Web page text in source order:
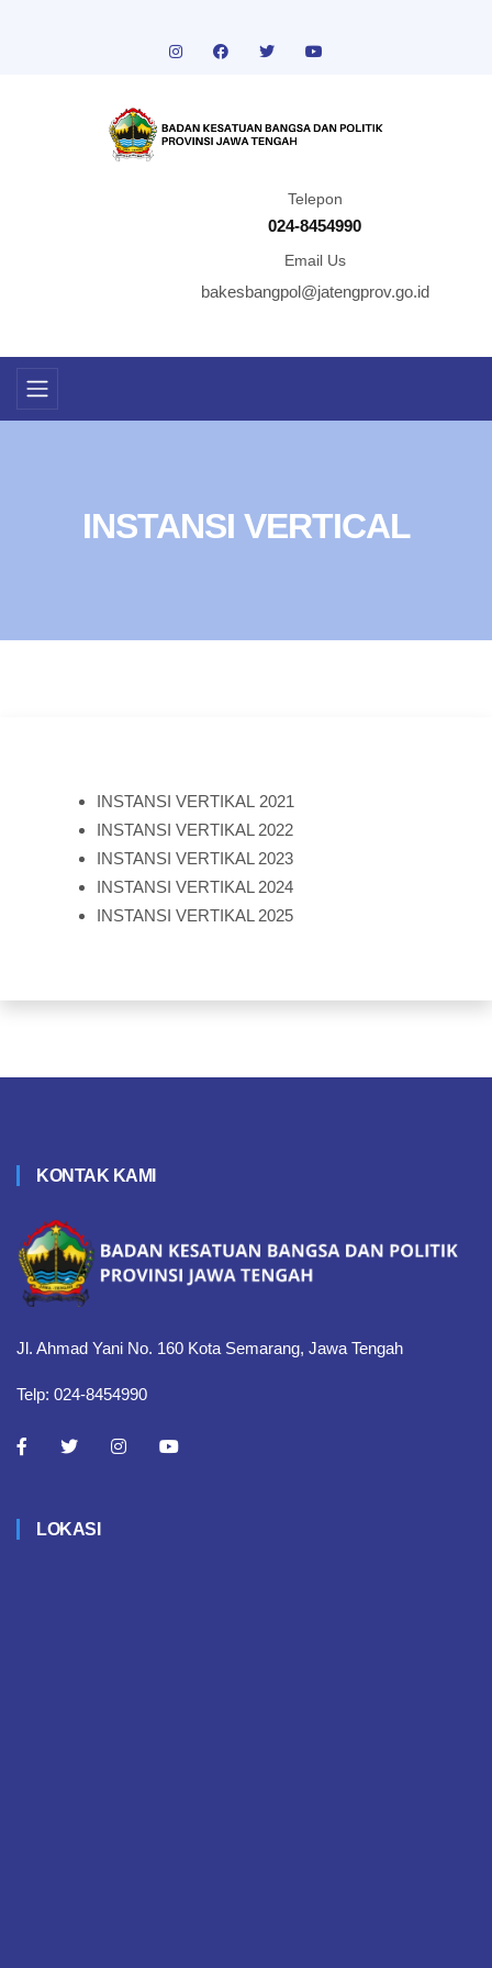
Telepon
024-8454990
Email Us
bakesbangpol@jatengprov.go.id
INSTANSI VERTICAL
INSTANSI VERTIKAL 2021
INSTANSI VERTIKAL 2022
INSTANSI VERTIKAL 2023
INSTANSI VERTIKAL 2024
INSTANSI VERTIKAL 2025
KONTAK KAMI
Jl. Ahmad Yani No. 160 Kota Semarang, Jawa Tengah
Telp: 024-8454990
LOKASI